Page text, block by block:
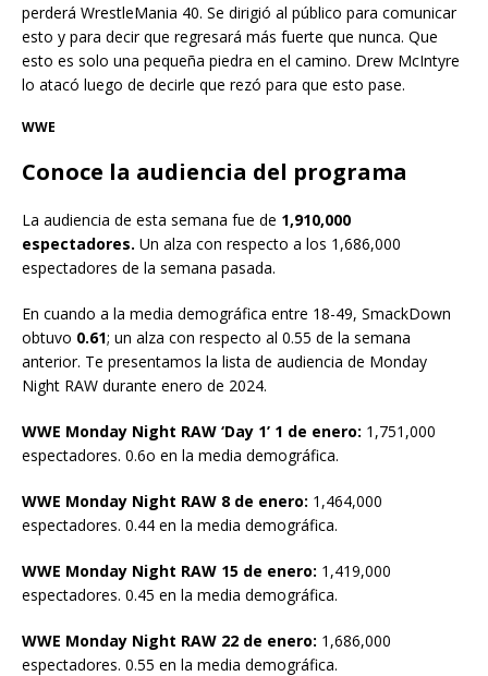
perderá WrestleMania 40. Se dirigió al público para comunicar
esto y para decir que regresará más fuerte que nunca. Que
esto es solo una pequeña piedra en el camino. Drew McIntyre
lo atacó luego de decirle que rezó para que esto pase.
WWE
Conoce la audiencia del programa
La audiencia de esta semana fue de 1,910,000
espectadores. Un alza con respecto a los 1,686,000
espectadores de la semana pasada.
En cuando a la media demográfica entre 18-49, SmackDown
obtuvo 0.61; un alza con respecto al 0.55 de la semana
anterior. Te presentamos la lista de audiencia de Monday
Night RAW durante enero de 2024.
WWE Monday Night RAW ‘Day 1’ 1 de enero: 1,751,000
espectadores. 0.6o en la media demográfica.
WWE Monday Night RAW 8 de enero: 1,464,000
espectadores. 0.44 en la media demográfica.
WWE Monday Night RAW 15 de enero: 1,419,000
espectadores. 0.45 en la media demográfica.
WWE Monday Night RAW 22 de enero: 1,686,000
espectadores. 0.55 en la media demográfica.